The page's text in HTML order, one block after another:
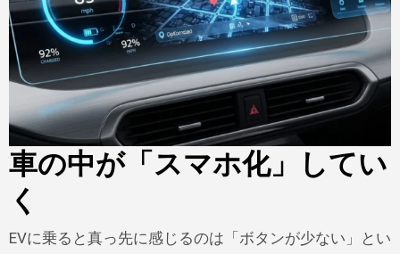
車の中が「スマホ化」してい
く
EVに乗ると真っ先に感じるのは「ボタンが少ない」とい